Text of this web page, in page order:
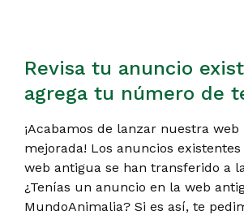
Revisa tu anuncio
agrega tu número de
¡Acabamos de lanzar nuestra web
mejorada! Los anuncios
web antigua se han transferido a
¿Tenías un anuncio en la web
MundoAnimalia? Si es así, te